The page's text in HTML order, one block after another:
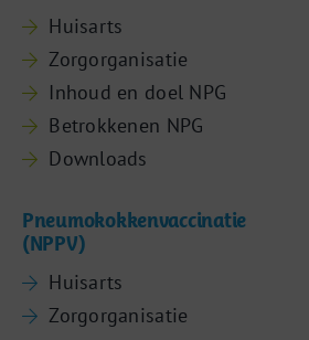
Huisarts
Zorgorganisatie
Inhoud en doel NPG
Betrokkenen NPG
Downloads
Pneumokokkenvaccinatie
(NPPV)
Huisarts
Zorgorganisatie